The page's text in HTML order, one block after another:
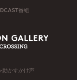
番組
動かすかけ声